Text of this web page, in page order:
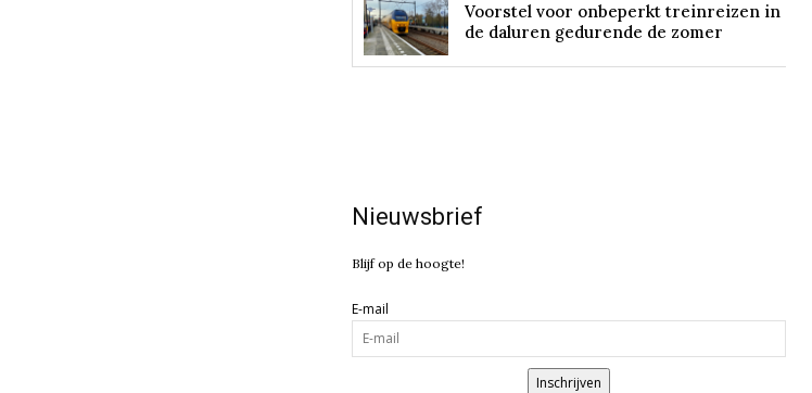
Voorstel voor onbeperkt treinreizen in
de daluren gedurende de zomer
Nieuwsbrief
Blijf op de hoogte!
E-mail
Inschrijven